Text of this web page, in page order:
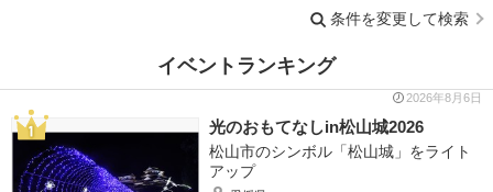
条件を変更して検索
イベントランキング
2026年8月6日
光のおもてなしin松山城2026
松山市のシンボル「松山城」をライト
アップ